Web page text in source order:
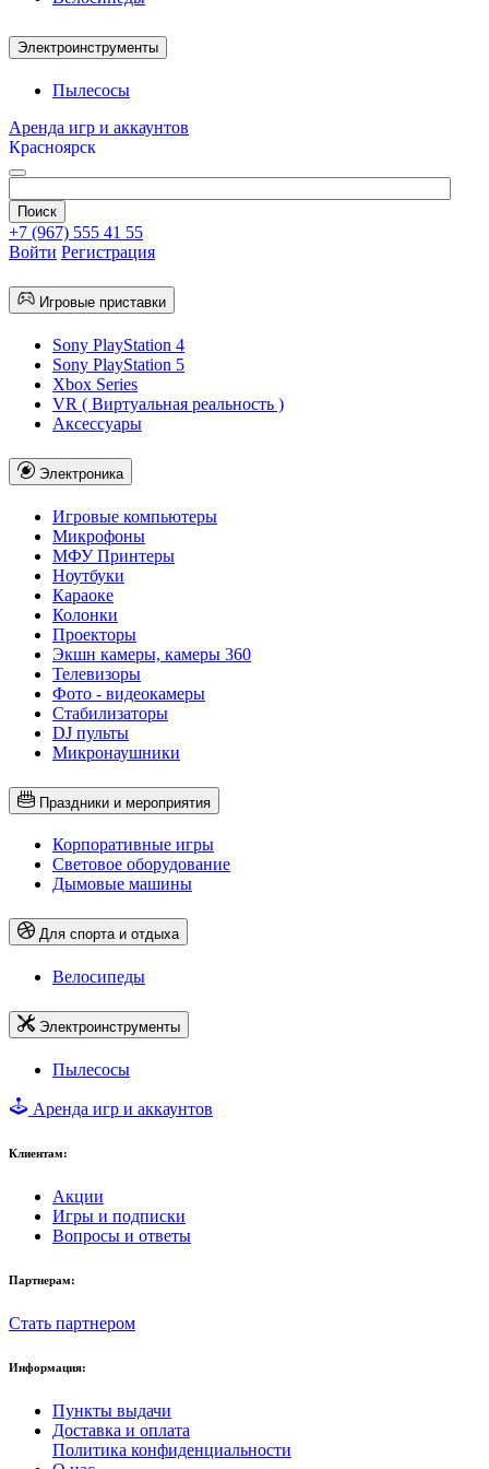
Электроинструменты
Пылесосы
Аренда игр и аккаунтов
Красноярск
+7 (967) 555 41 55
Войти Регистрация
Игровые приставки
Sony PlayStation 4
Sony PlayStation 5
Xbox Series
VR ( Виртуальная реальность )
Аксессуары
Электроника
Игровые компьютеры
Микрофоны
МФУ Принтеры
Ноутбуки
Караоке
Колонки
Проекторы
Экшн камеры, камеры 360
Телевизоры
Фото - видеокамеры
Стабилизаторы
DJ пульты
Микронаушники
Праздники и мероприятия
Корпоративные игры
Световое оборудование
Дымовые машины
Для спорта и отдыха
Велосипеды
Электроинструменты
Пылесосы
Аренда игр и аккаунтов
Клиентам:
Акции
Игры и подписки
Вопросы и ответы
Партнерам:
Стать партнером
Информация:
Пункты выдачи
Доставка и оплата
Политика конфиденциальности